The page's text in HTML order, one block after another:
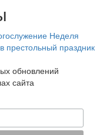
Неделя
престольный праздник
обновлений
сайта